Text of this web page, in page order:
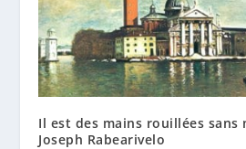
Il est des mains rouillées sans
Joseph Rabearivelo